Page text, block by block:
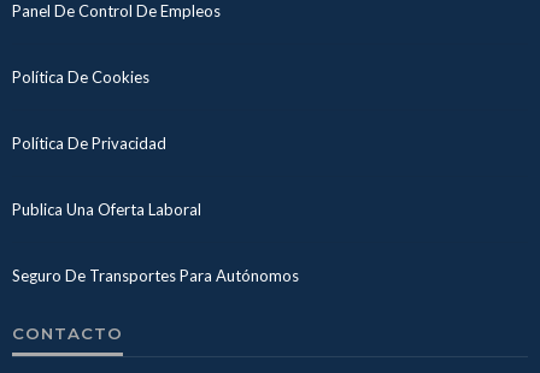
Panel De Control De Empleos
Política De Cookies
Política De Privacidad
Publica Una Oferta Laboral
Seguro De Transportes Para Autónomos
CONTACTO